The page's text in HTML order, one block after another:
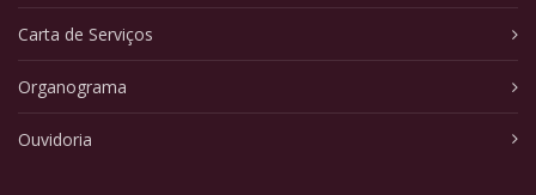
Carta de Serviços
Organograma
Ouvidoria